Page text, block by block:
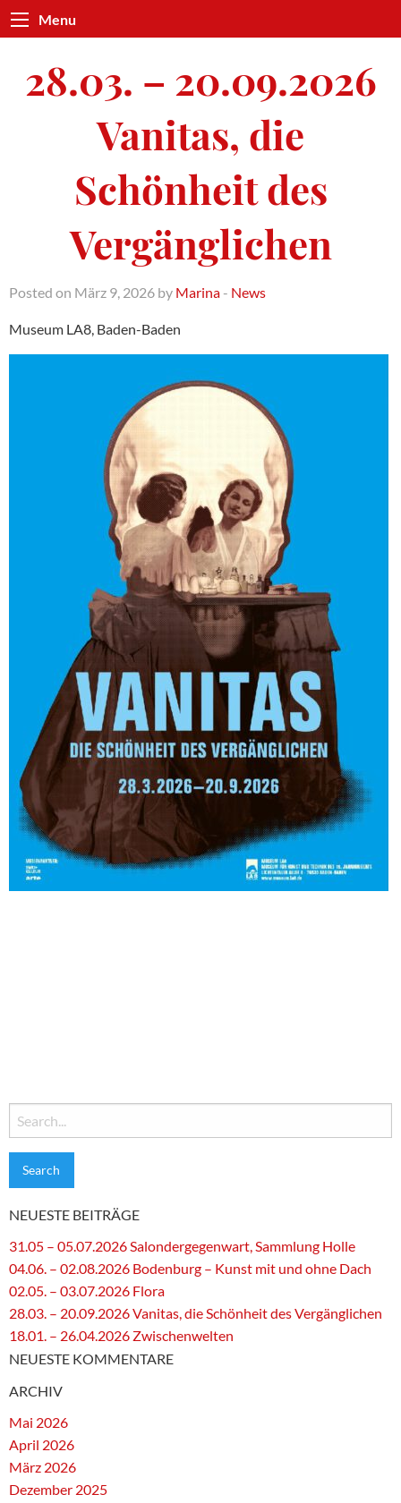
Menu
28.03. – 20.09.2026
Vanitas, die
Schönheit des
Vergänglichen
Posted on März 9, 2026 by Marina - News
Museum LA8, Baden-Baden
Search
for:
NEUESTE BEITRÄGE
31.05 – 05.07.2026 Salondergegenwart, Sammlung Holle
04.06. – 02.08.2026 Bodenburg – Kunst mit und ohne Dach
02.05. – 03.07.2026 Flora
28.03. – 20.09.2026 Vanitas, die Schönheit des Vergänglichen
18.01. – 26.04.2026 Zwischenwelten
NEUESTE KOMMENTARE
ARCHIV
Mai 2026
April 2026
März 2026
Dezember 2025